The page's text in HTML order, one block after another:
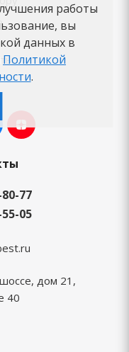
77
05
дом 21,
40
работы
вы
данных в
Политикой
.